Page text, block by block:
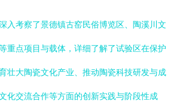
入考察了景德镇古窑民俗博览区、陶溪川文
重点项目与载体，详细了解了试验区在保护
壮大陶瓷文化产业、推动陶瓷科技研发与成
化交流合作等方面的创新实践与阶段性成